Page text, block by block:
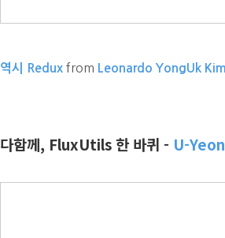
역시 Redux from Leonardo YongUk Kim
다함께, FluxUtils 한 바퀴 - U-